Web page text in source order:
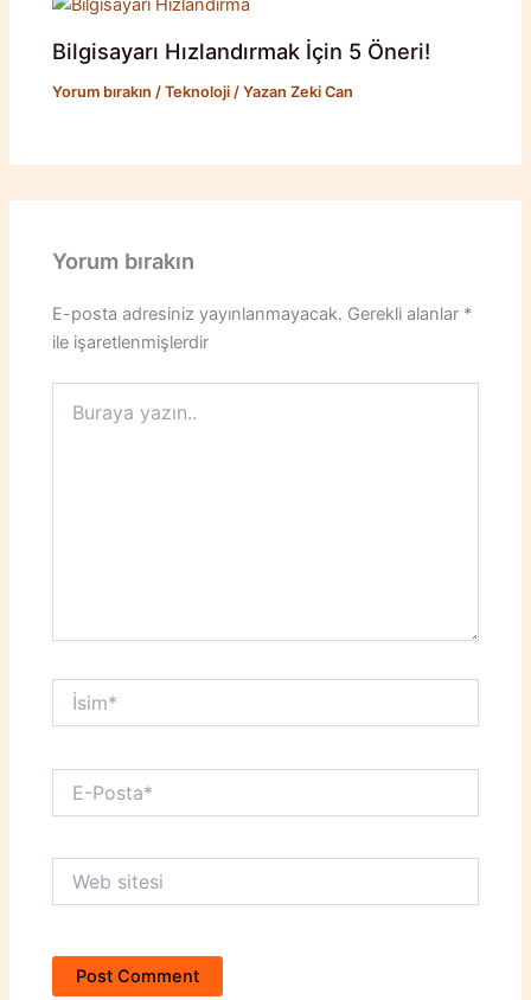
Bilgisayarı Hızlandırmak İçin 5 Öneri!
Yorum bırakın /Teknoloji / Yazan Zeki Can
Yorum bırakın
E-posta adresiniz yayınlanmayacak. Gerekli alanlar *
ile işaretlenmişlerdir
yazın..
İsim*
Posta*
sitesi